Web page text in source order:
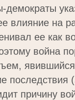
демократы
влияние на
ее как
война
последствия
причину